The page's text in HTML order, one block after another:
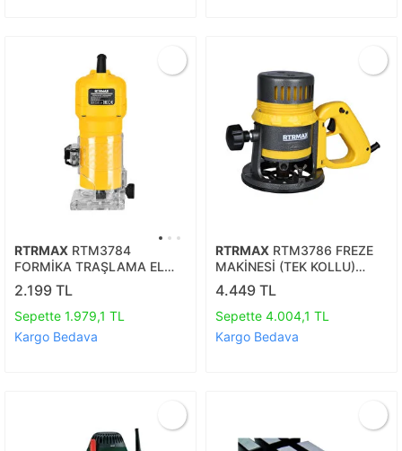
RTRMAX RTM3784
FORMİKA TRAŞLAMA EL
FREZESİ 550 W 6MM
2.199 TL
Sepette 1.979,1 TL
Kargo Bedava
RTRMAX RTM3786 FREZE
MAKİNESİ (TEK KOLLU)
12MM 1100W
4.449 TL
Sepette 4.004,1 TL
Kargo Bedava